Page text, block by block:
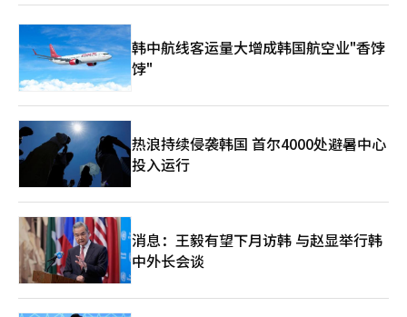
尺寸更大的PC、笔记本、车辆、AI服务器和数据中心（DC），
FC-BGA基板的需求也随之增加。FC-BGA基板是专门针对大型设
备的半导体基板，其功能与移动AP用FC-CSP基板相似。 与FC-
CSP基板相比，FC-BGA基板的面积扩大了18倍以上，基板层数也
达到16-22层，要求更高的技术水平。LG Innotek 目前已掌握
85mm级大面积FC-BGA的量产技术，并正在开发120mm以上的
超大面积产品。 LG Innotek 于2022年宣布进军FC-BGA业务后，
在龟尾4工厂建立了应用AI、深度学习、机器人和数字双胞胎技术
的智能工厂“梦想工厂”。由于大面积基板的良率受到微小杂质的
影响，LG Innotek 通过全面自动化和智能化生产过程，确保了生
产效率和质量竞争力。 业务成果也开始显现。LG Innotek 在网络
生产PC芯片组产品。今年第三季度将向同一客户供应PC CPU用
FC-BGA，计划到2028年将业务扩展到自动驾驶汽车和AI服务器用
CPU和GPU市场。 随着AI市场从学习型转向推理型AI，CPU和内存
的需求迅速增加，这也支撑了FC-BGA市场的扩展。LG Innotek
正在与全球大型科技客户讨论CPU用FC-BGA的供应，并考虑在国
内进行进一步的增资投资。公司计划以智能工厂为基础的生产竞争
界人士表示：“在AI时代，制造业的竞争力不再仅仅由低廉的人工
成本或生产规模决定，积累和分析数据以提升生产力、质量和客户
体验的能力正成为核心竞争要素。” LG目前推进的AX也是为了增
强制造业的本质竞争力。相比于华丽的AI服务竞争，深度将AI融入
工业现场的静默创新，正成为决定LG未来的关键变量。※ 本报道
经人工智能（AI）系统翻译与编辑。
与稳定是关键。若偏向任何一方，企业将动摇。平衡一旦破裂，竞
争力也将随之崩溃。最终，三星电子的1万亿美元入场引发了一个
问题：我们选择什么样的资本主义？是一个不分风险只分配回报的
结构，还是一个风险与回报共同设计的结构？答案显而易见。资本
在，三星电子站在选择的十字路口。是加大投资，还是分享当前成
果？是走得更远，还是安于现状？企业报国的道路依然有效，但这
条路比以往更加艰难。全球专家的观点明确指出了这一点。路透社
评价称：“三星电子突破1万亿美元市值反映了对AI半导体的期
待，但未来的竞争力将取决于代工和高带宽内存。”《金融时报》
指出：“三星电子是内存强者，但在AI时代的赢家将是主导生态的
企业”，强调了结构性转型的必要性。此外，全球投资银行高盛分
析认为：“三星电子的未来价值不仅取决于业绩，还取决于长期的
技术领导力和投资持续性。”最终，答案只有一个。投资、创新、
公平分配，并坚持到底。这是1万亿美元市值企业的宿命，也是企
韩中航线客运量大增成韩国航空业"香饽
饽"
热浪持续侵袭韩国 首尔4000处避暑中心
投入运行
消息：王毅有望下月访韩 与赵显举行韩
中外长会谈